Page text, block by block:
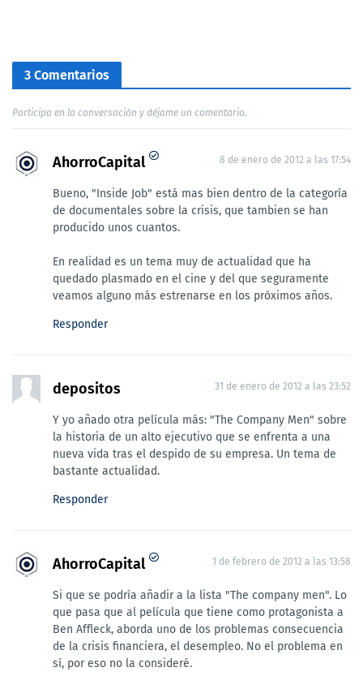
3 Comentarios
Participa en la conversación y déjame un comentario.
AhorroCapital 8 de enero de 2012 a las 17:54
Bueno, "Inside Job" está mas bien dentro de la categoría
de documentales sobre la crisis, que tambien se han
producido unos cuantos.
En realidad es un tema muy de actualidad que ha
quedado plasmado en el cine y del que seguramente
veamos alguno más estrenarse en los próximos años.
Responder
depositos 31 de enero de 2012 a las 23:52
Y yo añado otra película más: "The Company Men" sobre
la historia de un alto ejecutivo que se enfrenta a una
nueva vida tras el despido de su empresa. Un tema de
bastante actualidad.
Responder
AhorroCapital 1 de febrero de 2012 a las 13:58
Si que se podría añadir a la lista "The company men". Lo
que pasa que al película que tiene como protagonista a
Ben Affleck, aborda uno de los problemas consecuencia
de la crisis financiera, el desempleo. No el problema en
sí, por eso no la consideré.